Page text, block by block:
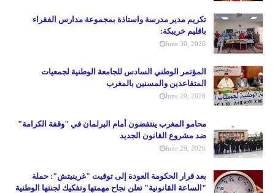
تكريم مدير مدرسة واستاذة بمجموعة مدارس الفقراء
باقليم خريبكة:
June 30, 2026
المؤتمر الوطني السادس للجامعة الوطنية لجمعيات
المتقاعدين والمسنين بالمغرب
June 29, 2026
محامو المغرب ينتفضون أمام البرلمان في "وقفة الكرامة"
ضد مشروع القانون الجديد
June 29, 2026
بعد قرار الحكومة العودة إلى توقيت "غرينيتش": حملة
"الساعة القانونية" تعلن نجاح مهمتها وتفكيك لجنتها الوطنية